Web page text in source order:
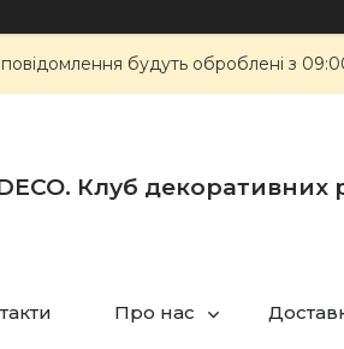
будуть оброблені з
Клуб декоративних
Про нас